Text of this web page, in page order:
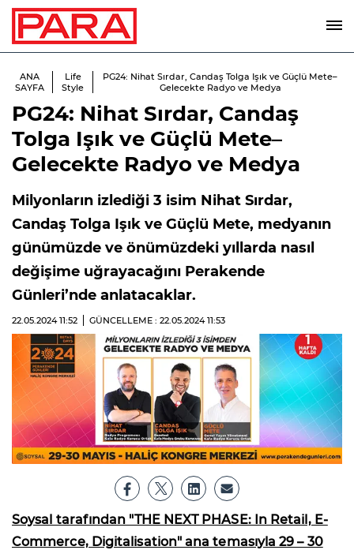
ANA
SAYFA
Life
Style
PG24: Nihat Sırdar, Candaş Tolga Işık ve Güçlü Mete–
Gelecekte Radyo ve Medya
PG24: Nihat Sırdar, Candaş
Tolga Işık ve Güçlü Mete–
Gelecekte Radyo ve Medya
Milyonların izlediği 3 isim Nihat Sırdar,
Candaş Tolga Işık ve Güçlü Mete, medyanın
günümüzde ve önümüzdeki yıllarda nasıl
değişime uğrayacağını Perakende
Günleri’nde anlatacaklar.
22.05.202411:52 GÜNCELLEME : 22.05.202411:53
Soysal tarafından "THE NEXT PHASE: In Retail, E-
Commerce, Digitalisation" ana temasıyla 29 – 30